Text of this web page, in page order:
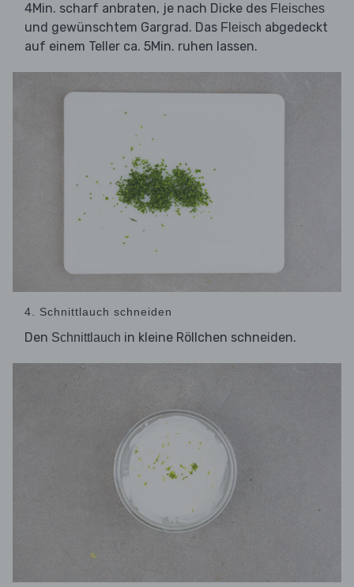
4Min. scharf anbraten, je nach Dicke des Fleisches
und gewünschtem Gargrad. Das Fleisch abgedeckt
auf einem Teller ca. 5Min. ruhen lassen.
4. Schnittlauch schneiden
Den Schnittlauch in kleine Röllchen schneiden.